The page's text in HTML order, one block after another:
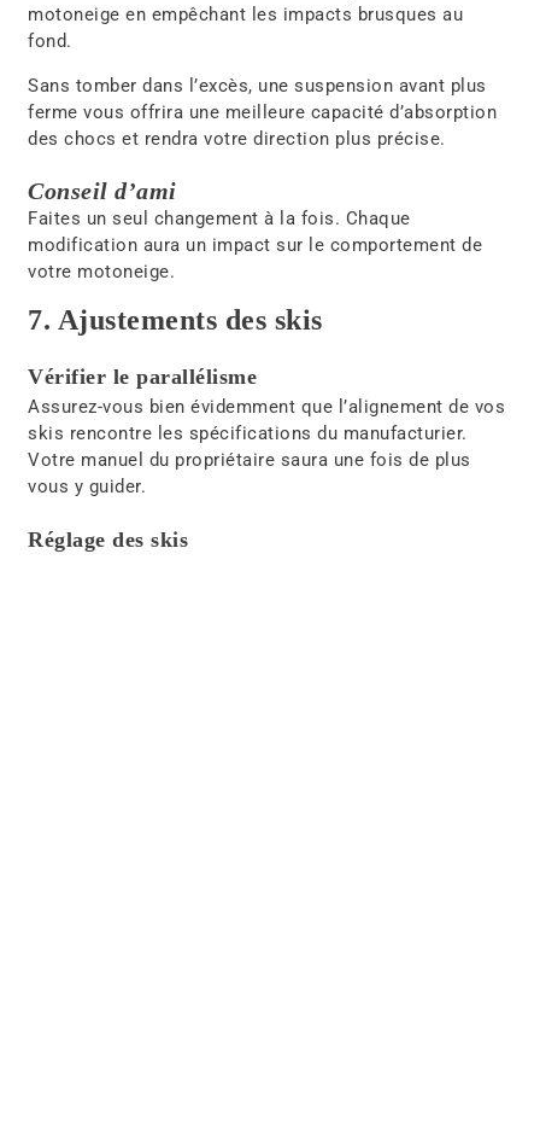
motoneige en empêchant les impacts brusques au
fond.
Sans tomber dans l’excès, une suspension avant plus
ferme vous offrira une meilleure capacité d’absorption
des chocs et rendra votre direction plus précise.
Conseil d’ami
Faites un seul changement à la fois. Chaque
modification aura un impact sur le comportement de
votre motoneige.
7. Ajustements des skis
Vérifier le parallélisme
Assurez-vous bien évidemment que l’alignement de vos
skis rencontre les spécifications du manufacturier.
Votre manuel du propriétaire saura une fois de plus
vous y guider.
Réglage des skis